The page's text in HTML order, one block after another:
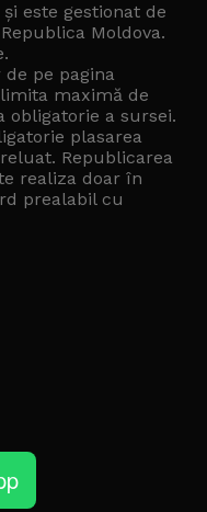
este gestionat de
Moldova.
pe pagina
maximă de
obligatorie a sursei.
plasarea
Republicarea
realiza doar în
prealabil cu